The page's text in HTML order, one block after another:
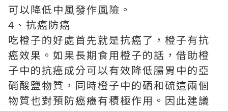
可以降低中風發作風險。
4、抗癌防癌
吃橙子的好處首先就是抗癌了，橙子有抗
癌效果。如果長期食用橙子的話，借助橙
子中的抗癌成分可以有效降低腸胃中的亞
硝酸鹽物質，同時橙子中的硒和硫這兩個
物質也對預防癌癥有積極作用。因此建議